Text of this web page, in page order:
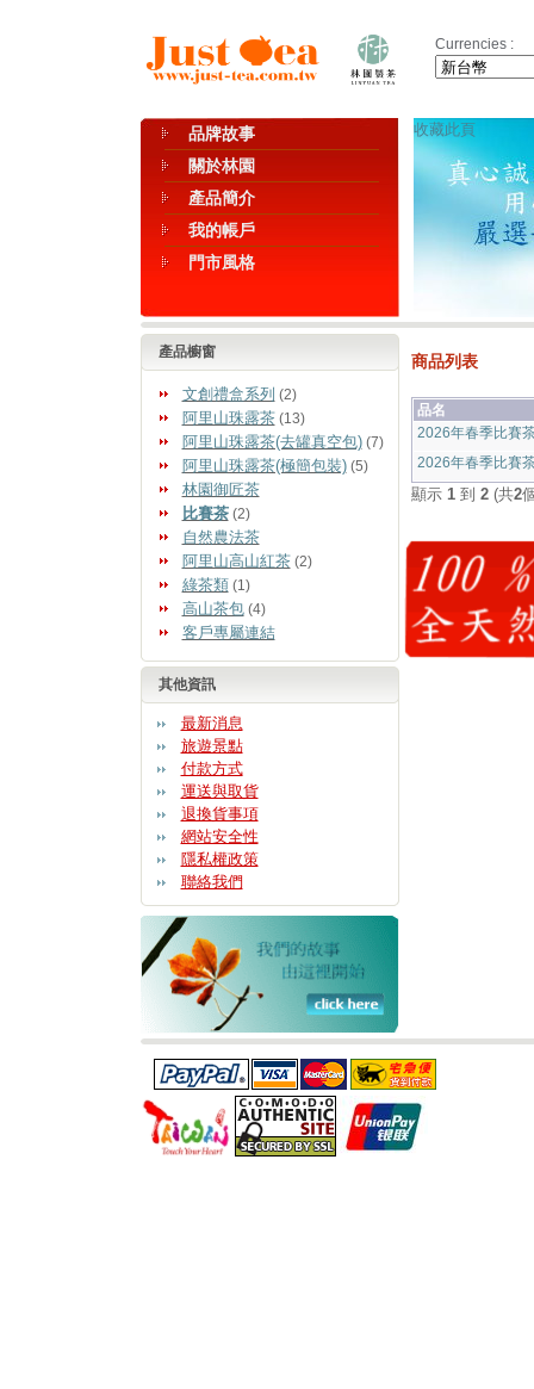
Currencies :
品牌故事
關於林園
產品簡介
我的帳戶
門市風格
收藏此頁
產品櫥窗
文創禮盒系列 (2)
阿里山珠露茶(13)
阿里山珠露茶(去罐真空包)(7)
阿里山珠露茶(極簡包裝)(5)
林園御匠茶
比賽茶(2)
自然農法茶
阿里山高山紅茶(2)
綠茶類 (1)
高山茶包(4)
客戶專屬連結
其他資訊
最新消息
旅遊景點
付款方式
運送與取貨
退換貨事項
網站安全性
隱私權政策
聯絡我們
商品列表
品名
2026年春季比賽
2026年春季比賽
顯示 1到 2(共2